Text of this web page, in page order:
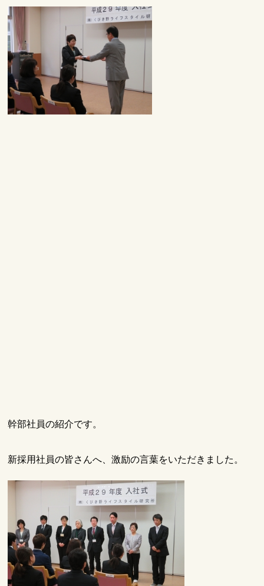
幹部社員の紹介です。
新採用社員の皆さんへ、激励の言葉をいただきました。